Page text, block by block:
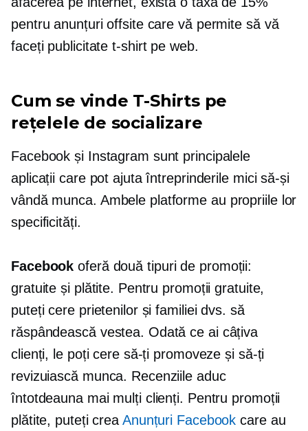
pentru anunțuri offsite care vă permite să vă
faceți publicitatet-shirtpe web.
Cum se vinde T-Shirtspe
rețelele de socializare
Facebook și Instagram sunt principalele
aplicații care pot ajuta întreprinderile mici să-și
vândă munca. Ambele platforme au propriile lor
specificități.
Facebook oferă două tipuri de promoții:
gratuite și plătite. Pentru promoții gratuite,
puteți cere prietenilor și familiei dvs. să
răspândească vestea. Odată ce ai câțiva
clienți, le poți cere să-ți promoveze și să-ți
revizuiască munca. Recenziile aduc
întotdeauna mai mulți clienți. Pentru promoții
plătite, puteți crea Anunțuri Facebook care au